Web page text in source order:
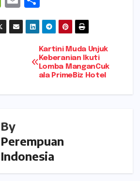
e
C
m
ai
h
ar
e
Kartini Muda Unjuk
Keberanian Ikuti
Lomba ManganCuk
ala PrimeBiz Hotel
By
Perempuan
Indonesia